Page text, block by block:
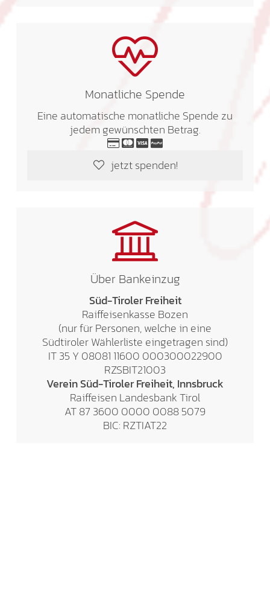
Monatliche Spende
Eine automatische monatliche Spende zu
jedem gewünschten Betrag.
jetzt spenden!
Über Bankeinzug
Süd-Tiroler Freiheit
Raiffeisenkasse Bozen
(nur für Personen, welche in eine
Südtiroler Wählerliste eingetragen sind)
IT 35 Y 08081 11600 000300022900
RZSBIT21003
Verein Süd-Tiroler Freiheit, Innsbruck
Raiffeisen Landesbank Tirol
AT 87 3600 0000 0088 5079
BIC: RZTIAT22